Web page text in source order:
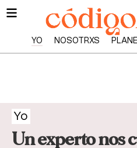
YO NOSOTRXS
Yo
Un experto nos